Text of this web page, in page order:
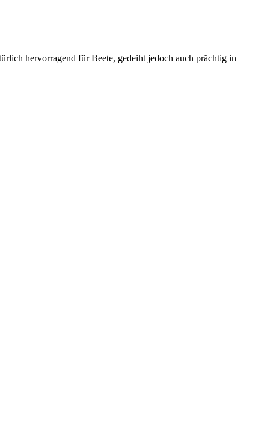
hervorragend für Beete, gedeiht jedoch auch prächtig in